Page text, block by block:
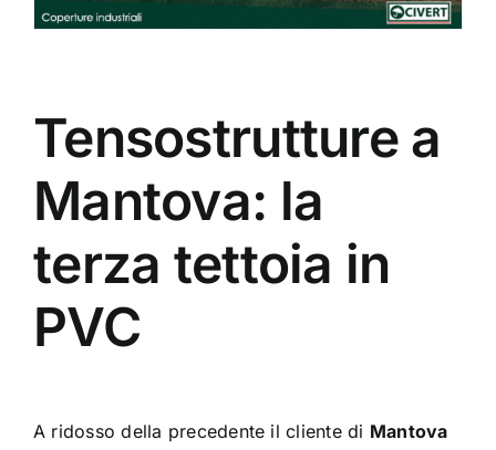
Tensostrutture a
Mantova: la
terza tettoia in
PVC
A ridosso della precedente il cliente di Mantova